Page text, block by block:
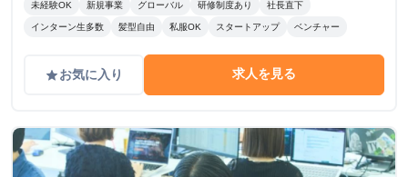
未経験OK 新規事業 グローバル 研修制度あり 社長直下
インターン生多数 髪型自由 私服OK スタートアップ ベンチャー
gradeお気に入り 求人を見る